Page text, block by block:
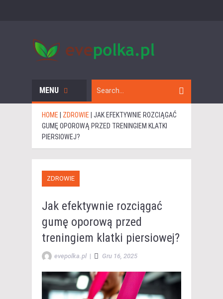
MENU
HOME | ZDROWIE | JAK EFEKTYWNIE ROZCIĄGAĆ
GUMĘ OPOROWĄ PRZED TRENINGIEM KLATKI
PIERSIOWEJ?
ZDROWIE
Jak efektywnie rozciągać
gumę oporową przed
treningiem klatki piersiowej?
evepolka.pl | Gru 16, 2025